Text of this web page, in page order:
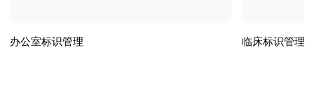
办公室标识管理 临床标识管理